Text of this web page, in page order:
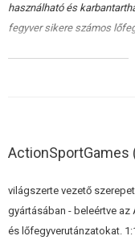
használható és
fegyver sikere számos
napig széles körben az
lövészsportok
ADan Wesson 1911 A2-
ActionSportGames
világszerte vezető
gyártásában - beleértve
és lőfegyverutánzatokat.